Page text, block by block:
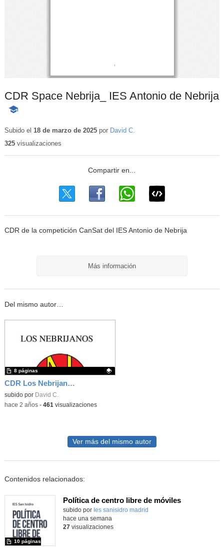
CDR Space Nebrija_ IES Antonio de Nebrija
-
educativo
Subido el 18 de marzo de 2025por David C.
325visualizaciones
CDR de la competición CanSat del IES Antonio de Nebrija
Más información
Del mismo autor…
CDR Los Nebrijanos IES Antonio de Nebrija
Contenido educativo.
subido por David C.
8 páginas
-hace 2 años- 461 visualizaciones
Ver más del mismo autor
Contenidos relacionados:
Política de centro libre de móviles
subido por Ies sanisidro madrid
10 páginas
hace una semana
27visualizaciones